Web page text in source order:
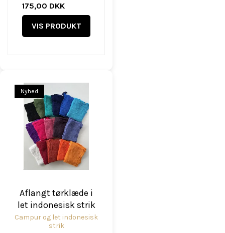
175,00 DKK
VIS PRODUKT
Nyhed
Aflangt tørklæde i
let indonesisk strik
Campur og let indonesisk
strik